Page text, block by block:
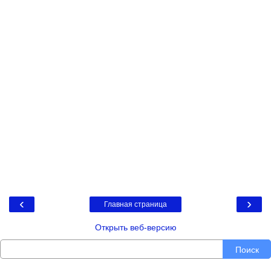
‹ ›
Главная страница
Открыть веб-версию
Поиск